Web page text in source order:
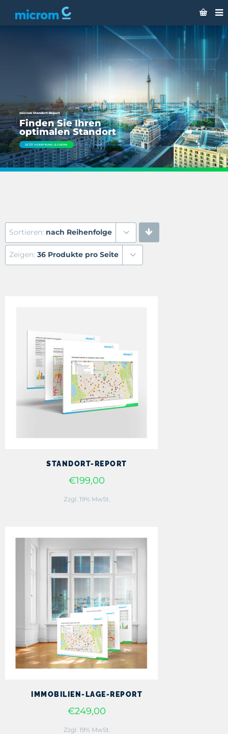
Finden Sie Ihren
optimalen Standort
microm Standort-Report
JETZT VORSPRUNG SICHERN
Sortieren: nach Reihenfolge
Zeigen: 36 Produkte pro Seite
STANDORT-REPORT
€199,00
Zzgl. 19% MwSt.
IMMOBILIEN-LAGE-REPORT
€249,00
Zzgl. 19% MwSt.